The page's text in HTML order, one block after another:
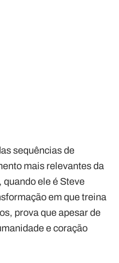
sequências de
mais relevantes da
ele é Steve
em que treina
prova que apesar de
e coração